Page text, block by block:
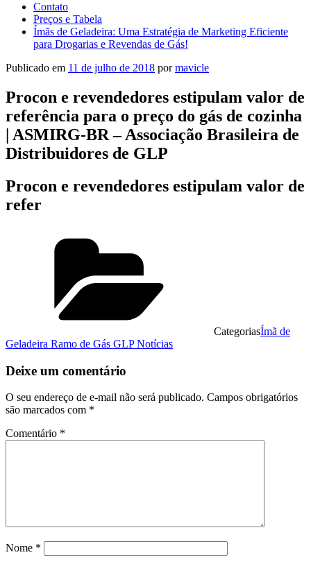
Contato
Preços e Tabela
Ímãs de Geladeira: Uma Estratégia de Marketing Eficiente
para Drogarias e Revendas de Gás!
Publicado em 11 de julho de 2018 pormavicle
Procon e revendedores estipulam valor de
referência para o preço do gás de cozinha
| ASMIRG-BR – Associação Brasileira de
Distribuidores de GLP
Procon e revendedores estipulam valor de
refer
CategoriasÍmã de
Geladeira Ramo de Gás GLP Notícias
Deixe um comentário
O seu endereço de e-mail não será publicado. Campos obrigatórios
são marcados com *
Comentário *
Nome *